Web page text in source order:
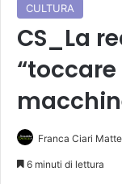
CULTURA
CS_La
Franca Ciari
6 minuti di lettura